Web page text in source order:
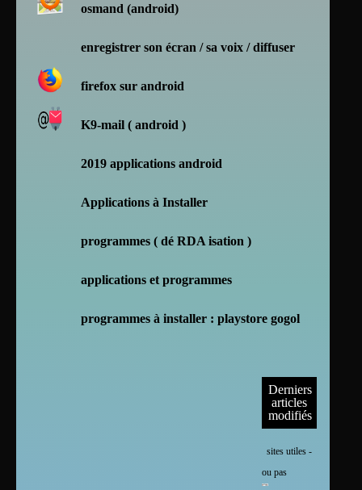
osmand (android)
enregistrer son écran / sa voix / diffuser
firefox sur android
K9-mail ( android )
2019 applications android
Applications à Installer
programmes ( dé RDA isation )
applications et programmes
programmes à installer : playstore gogol
Derniers
articles
modifiés
sites utiles -
ou pas